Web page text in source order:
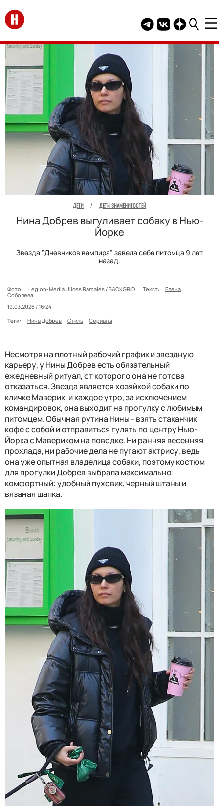
Перейти на главную
Telegram канал
Группа HELLO
Канал
ДЕТИ / ДЕТИ ЗНАМЕНИТОСТЕЙ
Нина Добрев выгуливает собаку в Нью-
Йорке
Звезда "Дневников вампира" завела себе питомца 9 лет
назад.
Фото: Legion-Media Ulices Ramales / BACKGRID Текст:
Елена
Соболева
19.03.2026 / 16:24
Теги:
Нина Добрев Стиль Сериалы
Несмотря на плотный рабочий график и звездную
карьеру, у Нины Добрев есть обязательный
ежедневный ритуал, от которого она не готова
отказаться. Звезда является хозяйкой собаки по
кличке Маверик, и каждое утро, за исключением
командировок, она выходит на прогулку с любимым
питомцем. Обычная рутина Нины - взять стаканчик
кофе с собой и отправиться гулять по центру Нью-
Йорка с Мавериком на поводке. Ни ранняя весенняя
прохлада, ни рабочие дела не пугают актрису, ведь
она уже опытная владелица собаки, поэтому костюм
для прогулки Добрев выбрала максимально
комфортный: удобный пуховик, черный штаны и
вязаная шапка.